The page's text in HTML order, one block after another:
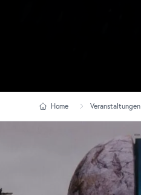
Home Veranstaltungen